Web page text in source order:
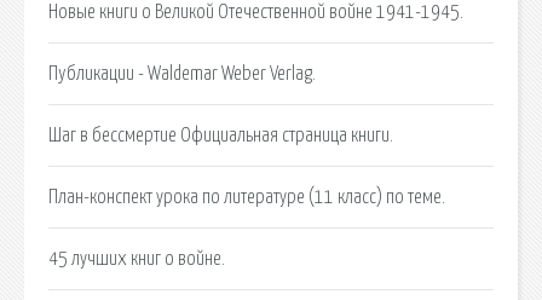
Новые книги о Великой Отечественной войне 1941-1945.
Пyбликaции - Waldemar Weber Verlag.
Шаг в бессмертие Официальная страница книги.
План-конспект урока по литературе (11 класс) по теме.
45 лучших книг о войне.